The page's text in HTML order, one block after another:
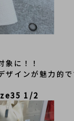
に！！
インが魅力的で
35 1/2